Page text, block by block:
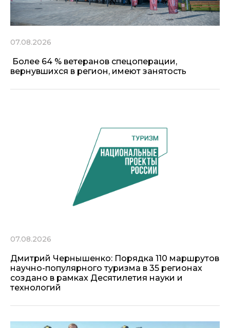
07.08.2026
Более 64 % ветеранов спецоперации,
вернувшихся в регион, имеют занятость
07.08.2026
Дмитрий Чернышенко: Порядка 110 маршрутов
научно-популярного туризма в 35 регионах
создано в рамках Десятилетия науки и
технологий